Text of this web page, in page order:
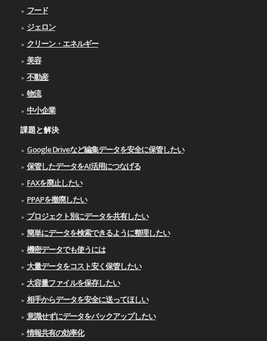
フード
ジェロン
クリーン・エネルギー
美容
不動産
物流
中小企業
課題と解決
Google Driveなど編集データを安全に保管したい
保管したデータをAI活用につなげる
FAXを廃止したい
PPAPを撤廃したい
プロジェクト別にデータを共有したい
簡単にデータを検索できるように整理したい
機密データでも使うには
大量データをコスト安く保管したい
大容量ファイルを保存したい
相手からデータを安全に送ってほしい
意識せずにデータをバックアップしたい
情報共有の効率化